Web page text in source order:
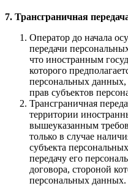
7. Трансграничная
Оператор до начала
передачи
что иностранным
которого
персональных данных,
прав субъектов
Трансграничная
территории
вышеуказанным
только в случае
субъекта
передачу его
договора, стороной
персональных данных.